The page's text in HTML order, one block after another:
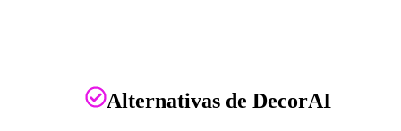
Alternativas de DecorAI